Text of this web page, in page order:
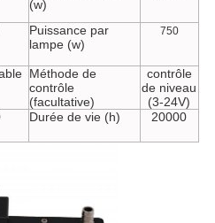
(w)
Puissance par
lampe (w)
750
Méthode de
contrôle
(facultative)
contrôle
de niveau
(3-24V)
Durée de vie (h) 20000